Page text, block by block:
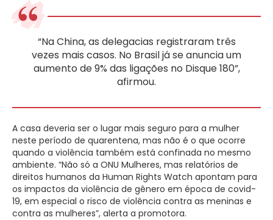
“Na China, as delegacias registraram três
vezes mais casos. No Brasil já se anuncia um
aumento de 9% das ligações no Disque 180”,
afirmou.
A casa deveria ser o lugar mais seguro para a mulher
neste período de quarentena, mas não é o que ocorre
quando a violência também está confinada no mesmo
ambiente. “Não só a ONU Mulheres, mas relatórios de
direitos humanos da Human Rights Watch apontam para
os impactos da violência de gênero em época de covid-
19, em especial o risco de violência contra as meninas e
contra as mulheres”, alerta a promotora.